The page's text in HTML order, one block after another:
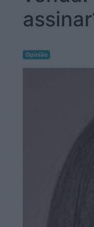
Opinião